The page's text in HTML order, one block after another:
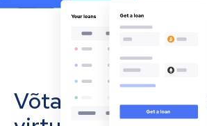
Võta oma